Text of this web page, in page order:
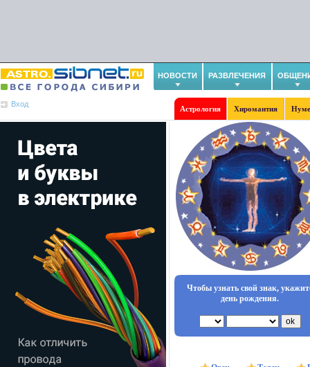
НОВОСТИ РАЗВЛЕЧЕНИЯ
Вход
Астрология Хиромантия
Чтобы узнать свой знак,
день рождения.